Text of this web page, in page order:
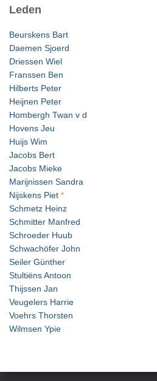
Leden
Beurskens Bart
Daemen Sjoerd
Driessen Wiel
Franssen Ben
Hilberts Peter
Heijnen Peter
Hombergh Twan v d
Hovens Jeu
Huijs Wim
Jacobs Bert
Jacobs Mieke
Marijnissen Sandra
Nijskens Piet *
Schmetz Heinz
Schmitter Manfred
Schroeder Huub
Schwachöfer John
Seiler Günther
Stultiëns Antoon
Thijssen Jan
Veugelers Harrie
Voehrs Thorsten
Wilmsen Ypie